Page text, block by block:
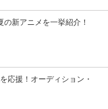
の新アニメを一挙紹介！
応援！オーディション・